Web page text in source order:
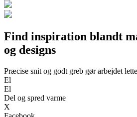
Find inspiration blandt
og designs
Præcise snit og godt greb gør arbejdet
El
El
Del og spred varme
X